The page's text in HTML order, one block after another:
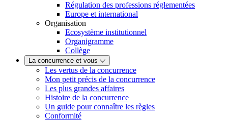
Régulation des professions réglementées
Europe et international
Organisation
Ecosystème institutionnel
Organigramme
Collège
La concurrence et vous
Les vertus de la concurrence
Mon petit précis de la concurrence
Les plus grandes affaires
Histoire de la concurrence
Un guide pour connaître les règles
Conformité